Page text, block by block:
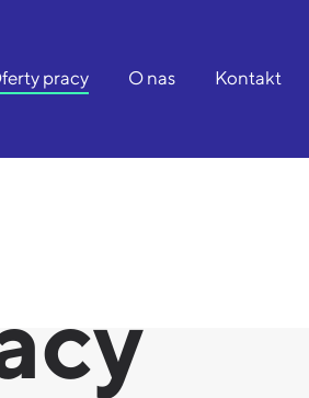
pracy O nas Kontakt